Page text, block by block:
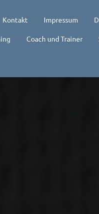
Kontakt Impressum
Coach und Trainer